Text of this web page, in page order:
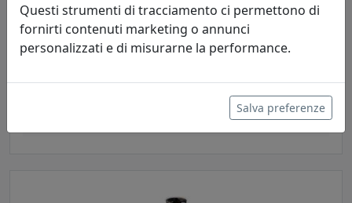
PLAFONIERA COLLEZIONE VINTAGE C986-VIN NERO
176,00 €
Questi strumenti di tracciamento ci permettono di
fornirti contenuti marketing o annunci
personalizzati e di misurarne la performance.
Salva preferenze